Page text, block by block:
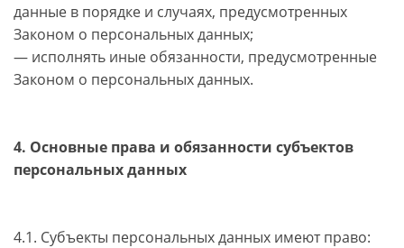
данные в порядке и случаях, предусмотренных
Законом о персональных данных;
— исполнять иные обязанности, предусмотренные
Законом о персональных данных.
4. Основные права и обязанности субъектов
персональных данных
4.1. Субъекты персональных данных имеют право: